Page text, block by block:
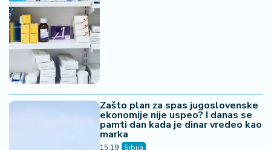
Zašto plan za spas jugoslovenske
ekonomije nije uspeo? I danas se
pamti dan kada je dinar vredeo kao
marka
15:19 Srbija